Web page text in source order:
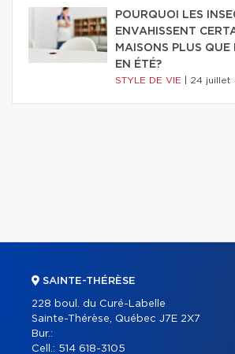
POURQUOI LES
ENVAHISSENT
MAISONS PLUS QUE
EN ÉTÉ?
STYLE DE VIE 24 juillet
SAINTE-THÉRÈSE
228 boul. du Curé-Labelle
Sainte-Thérèse, Québec J7E 2X7
Bur.:
Cell.: 514 618-3105